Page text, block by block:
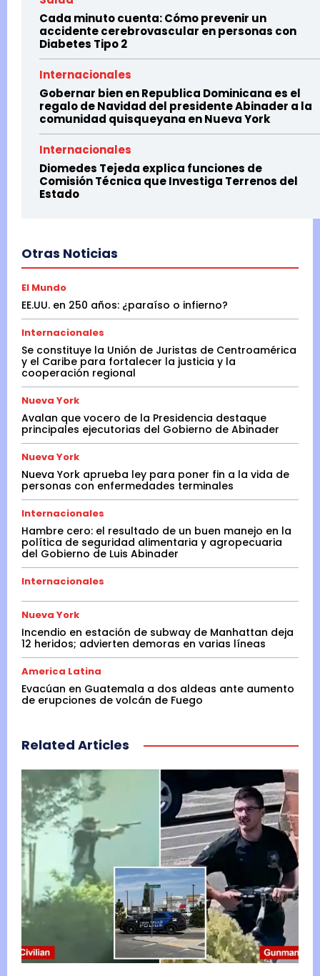
Cada minuto cuenta: Cómo prevenir un
accidente cerebrovascular en personas con
Diabetes Tipo 2
Internacionales
Gobernar bien en Republica Dominicana es el
regalo de Navidad del presidente Abinader a la
comunidad quisqueyana en Nueva York
Internacionales
Diomedes Tejeda explica funciones de
Comisión Técnica que Investiga Terrenos del
Estado
Otras Noticias
El Mundo
EE.UU. en 250 años: ¿paraíso o infierno?
Internacionales
Se constituye la Unión de Juristas de Centroamérica
y el Caribe para fortalecer la justicia y la
cooperación regional
Nueva York
Avalan que vocero de la Presidencia destaque
principales ejecutorias del Gobierno de Abinader
Nueva York
Nueva York aprueba ley para poner fin a la vida de
personas con enfermedades terminales
Internacionales
Hambre cero: el resultado de un buen manejo en la
política de seguridad alimentaria y agropecuaria
del Gobierno de Luis Abinader
Internacionales
Nueva York
Incendio en estación de subway de Manhattan deja
12 heridos; advierten demoras en varias líneas
America Latina
Evacúan en Guatemala a dos aldeas ante aumento
de erupciones de volcán de Fuego
Related Articles